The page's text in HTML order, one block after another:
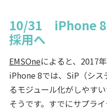
10/31 iPhone 8
採用へ
EMSOneによると、2017
iPhone 8では、SiP（シス
るモジュール化がしやす
そうです。すでにサプラ